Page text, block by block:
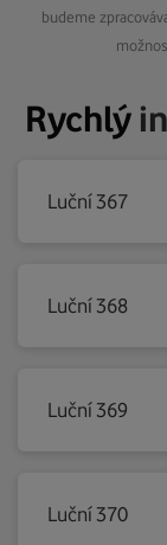
budeme
Rychlý
Luční 367
Luční 368
Luční 369
Luční 370